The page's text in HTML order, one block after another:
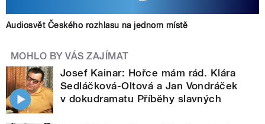
Audiosvět Českého rozhlasu na jednom místě
MOHLO BY VÁS ZAJÍMAT
Josef Kainar: Hořce mám rád. Klára
Sedláčková-Oltová a Jan Vondráček
v dokudramatu Příběhy slavných